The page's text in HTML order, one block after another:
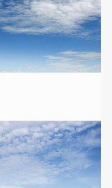
無料ダウンロード